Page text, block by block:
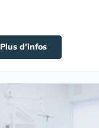
Plus d'infos